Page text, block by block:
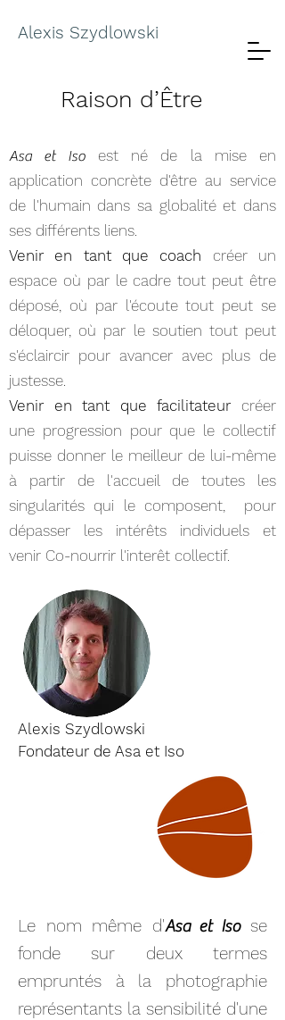
Alexis Szydlowski
Raison d’Être
Asa et Isoest né de la mise en
application concrète d'être au service
de l'humain dans sa globalité et dans
ses différents liens.
Venir en tant que coach créer un
espace où par le cadre tout peut être
déposé, où par l'écoute tout peut se
déloquer, où par le soutien tout peut
s'éclaircir pour avancer avec plus de
justesse.
Venir en tant que facilitateur créer
une progression pour que le collectif
puisse donner le meilleur de lui-même
à partir de l'accueil de toutes les
singularités qui le composent, pour
dépasser les intérêts individuels et
venir Co-nourrir l'interêt collectif.
Alexis Szydlowski
Fondateur de Asa et Iso
Le nom même d'Asa et Isose
fonde sur deux termes
empruntés à la photographie
représentants la sensibilité d'une